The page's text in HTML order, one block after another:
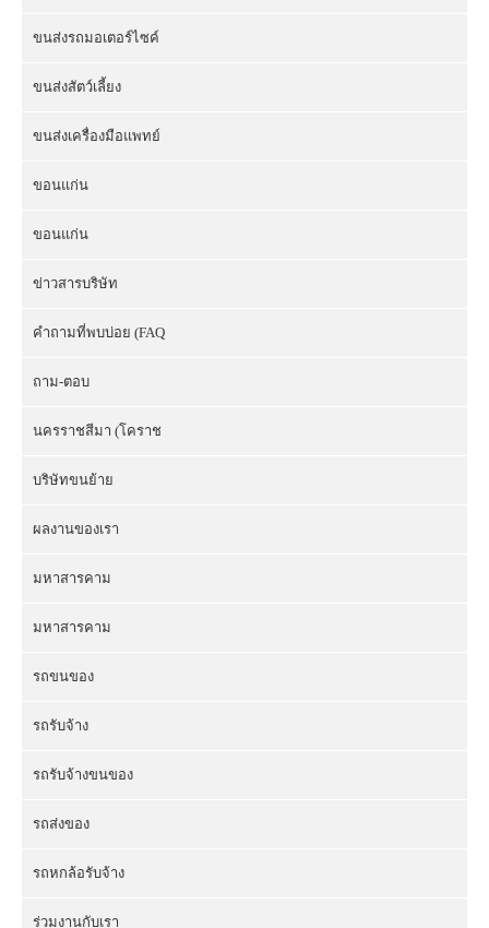
ขนส่งรถมอเตอร์ไซค์
ขนส่งสัตว์เลี้ยง
ขนส่งเครื่องมือแพทย์
ขอนแก่น
ขอนแก่น
ข่าวสารบริษัท
คำถามที่พบบ่อย (FAQ
ถาม-ตอบ
นครราชสีมา (โคราช
บริษัทขนย้าย
ผลงานของเรา
มหาสารคาม
มหาสารคาม
รถขนของ
รถรับจ้าง
รถรับจ้างขนของ
รถส่งของ
รถหกล้อรับจ้าง
ร่วมงานกับเรา